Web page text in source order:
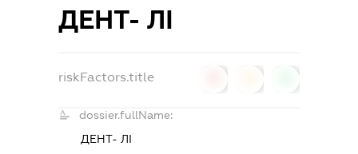
ДЕНТ- ЛІ
riskFactors.title
dossier.fullName:
ДЕНТ- ЛІ